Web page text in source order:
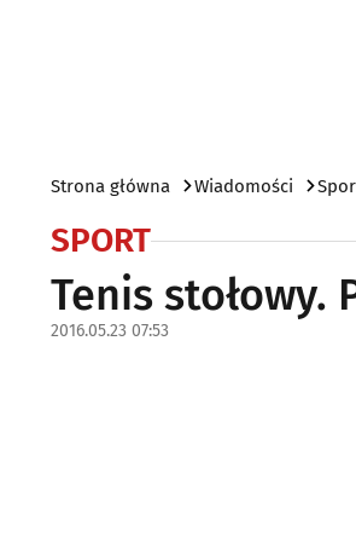
Strona główna Wiadomości
SPORT
Tenis stołowy.
2016.05.23 07:53